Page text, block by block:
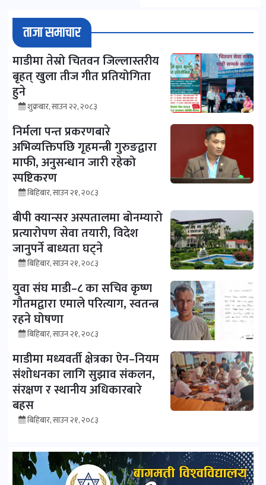
ताजा समाचार
माडीमा तेस्रो चितवन जिल्लास्तरीय
बृहत् खुला तीज गीत प्रतियोगिता
हुने
शुक्रबार, साउन २२, २०८३
निर्मला पन्त प्रकरणबारे
अभिव्यक्तिपछि गृहमन्त्री गुरुङद्वारा
माफी, अनुसन्धान जारी रहेको
स्पष्टिकरण
बिहिबार, साउन २१, २०८३
बीपी क्यान्सर अस्पतालमा बोनम्यारो
प्रत्यारोपण सेवा तयारी, विदेश
जानुपर्ने बाध्यता घट्ने
बिहिबार, साउन २१, २०८३
युवा संघ माडी–८ का सचिव कृष्ण
गौतमद्वारा एमाले परित्याग, स्वतन्त्र
रहने घोषणा
बिहिबार, साउन २१, २०८३
माडीमा मध्यवर्ती क्षेत्रका ऐन–नियम
संशोधनका लागि सुझाव संकलन,
संरक्षण र स्थानीय अधिकारबारे
बहस
बिहिबार, साउन २१, २०८३